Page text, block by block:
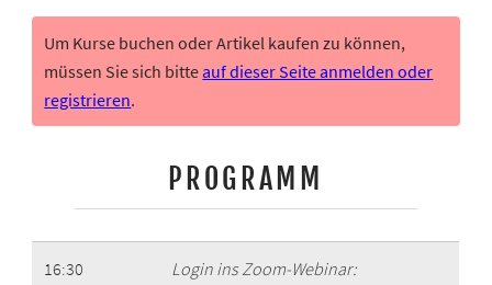
Um Kurse buchen oder Artikel kaufen zu können,
müssen Sie sich bitteauf dieser Seite anmelden oder
registrieren.
PROGRAMM
16:30
Login ins Zoom-Webinar: